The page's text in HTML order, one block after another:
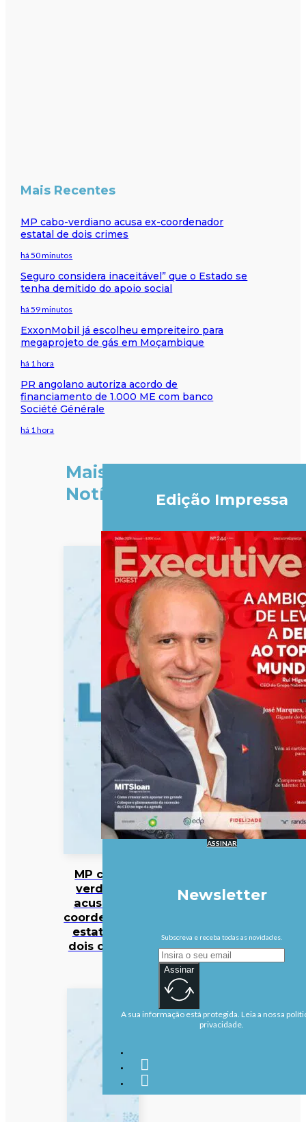
Mais Recentes
MP cabo-verdiano acusa ex-coordenador
estatal de dois crimes
há 50 minutos
Seguro considera inaceitável” que o Estado se
tenha demitido do apoio social
há 59 minutos
ExxonMobil já escolheu empreiteiro para
megaprojeto de gás em Moçambique
há 1 hora
PR angolano autoriza acordo de
financiamento de 1.000 ME com banco
Société Générale
há 1 hora
Mais
Notícias
MP cabo-
verdiano
acusa ex-
coordenador
estatal de
dois crimes
Edição Impressa
ASSINAR
Newsletter
Subscreva e receba todas as novidades.
Assinar
A sua informação está protegida. Leia a nossa
privacidade.